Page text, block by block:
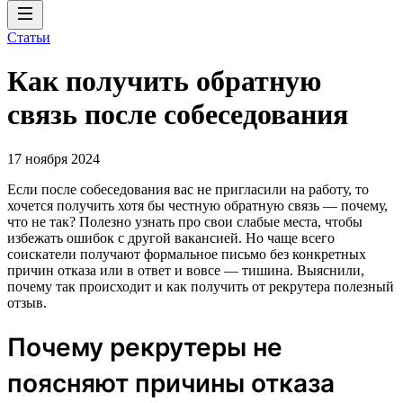
Статьи
Как получить обратную
связь после собеседования
17 ноября 2024
Если после собеседования вас не пригласили на работу, то
хочется получить хотя бы честную обратную связь — почему,
что не так? Полезно узнать про свои слабые места, чтобы
избежать ошибок с другой вакансией. Но чаще всего
соискатели получают формальное письмо без конкретных
причин отказа или в ответ и вовсе — тишина. Выяснили,
почему так происходит и как получить от рекрутера полезный
отзыв.
Почему рекрутеры не
поясняют причины отказа